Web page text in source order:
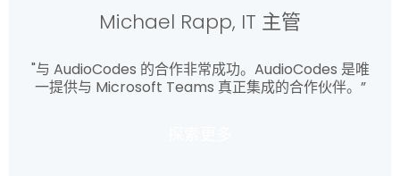
Michael Rapp, IT 主管
"与 AudioCodes 的合作非常成功。AudioCodes 是唯
一提供与 Microsoft Teams 真正集成的合作伙伴。”